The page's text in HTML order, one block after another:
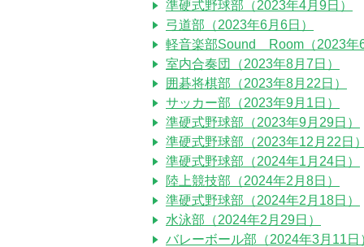
準硬式野球部（2023年4月9日）
弓道部（2023年6月6日）
軽音楽部Sound Room（2023年6
室内合奏団（2023年8月7日）
囲碁将棋部（2023年8月22日）
サッカー部（2023年9月1日）
準硬式野球部（2023年9月29日）
準硬式野球部（2023年12月22日）
準硬式野球部（2024年1月24日）
陸上競技部（2024年2月8日）
準硬式野球部（2024年2月18日）
水泳部（2024年2月29日）
バレーボール部（2024年3月11日